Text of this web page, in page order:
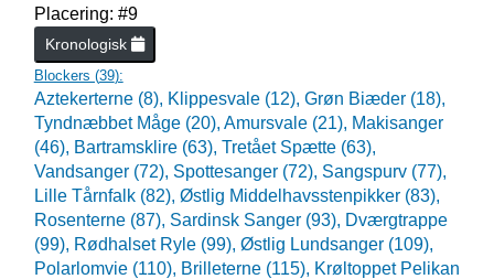
Placering: #9
Kronologisk
Blockers (39):
Aztekerterne (8), Klippesvale (12), Grøn Biæder (18),
Tyndnæbbet Måge (20), Amursvale (21), Makisanger
(46), Bartramsklire (63), Tretået Spætte (63),
Vandsanger (72), Spottesanger (72), Sangspurv (77),
Lille Tårnfalk (82), Østlig Middelhavsstenpikker (83),
Rosenterne (87), Sardinsk Sanger (93), Dværgtrappe
(99), Rødhalset Ryle (99), Østlig Lundsanger (109),
Polarlomvie (110), Brilleterne (115), Krøltoppet Pelikan